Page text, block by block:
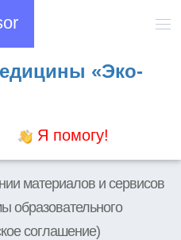
«Эко-
Я помогу!
материалов и сервисов
образовательного
соглашение)